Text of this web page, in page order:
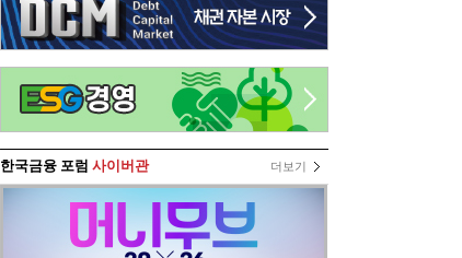
한국금융 포럼 사이버관 더보기